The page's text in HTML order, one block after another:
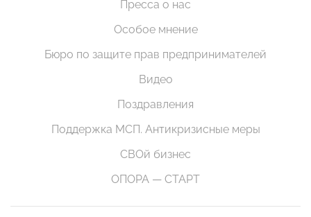
Пресса о нас
Особое мнение
Бюро по защите прав предпринимателей
Видео
Поздравления
Поддержка МСП. Антикризисные меры
СВОй бизнес
ОПОРА — СТАРТ